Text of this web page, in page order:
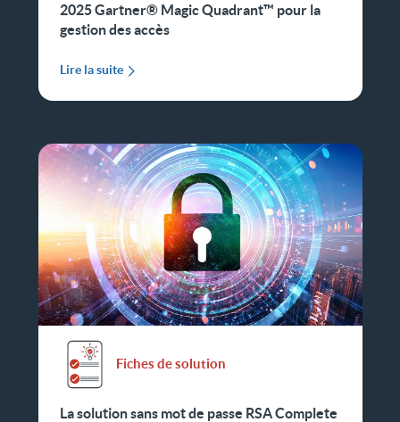
2025 Gartner® Magic Quadrant™ pour la
gestion des accès
Lire la suite
Fiches de solution
La solution sans mot de passe RSA Complete